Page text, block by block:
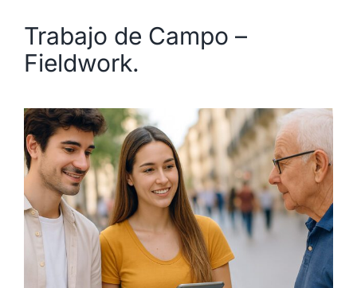
Trabajo de Campo –
Fieldwork.